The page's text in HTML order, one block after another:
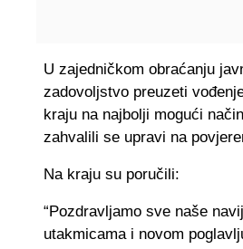
U zajedničkom obraćanju
zadovoljstvo preuzeti
kraju na najbolji mogući
zahvalili se upravi na
Na kraju su poručili:
“Pozdravljamo sve naše
utakmicama i novom